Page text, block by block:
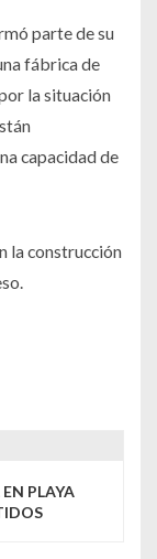
parte de su
fábrica de
la situación
capacidad de
la construcción
PLAYA